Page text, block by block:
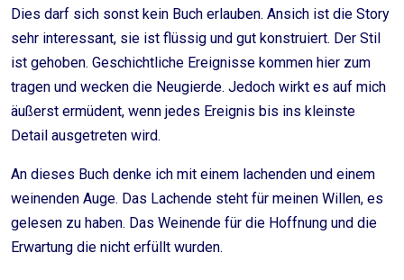
Dies darf sich sonst kein Buch erlauben. Ansich ist die Story
sehr interessant, sie ist flüssig und gut konstruiert. Der Stil
ist gehoben. Geschichtliche Ereignisse kommen hier zum
tragen und wecken die Neugierde. Jedoch wirkt es auf mich
äußerst ermüdent, wenn jedes Ereignis bis ins kleinste
Detail ausgetreten wird.
An dieses Buch denke ich mit einem lachenden und einem
weinenden Auge. Das Lachende steht für meinen Willen, es
gelesen zu haben. Das Weinende für die Hoffnung und die
Erwartung die nicht erfüllt wurden.